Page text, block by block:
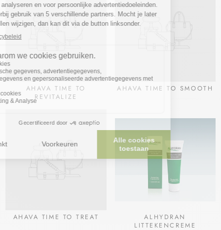
AHAVA TIME TO
REVITALIZE
AHAVA TIME TO SMOOTH
AHAVA TIME TO TREAT
ALHYDRAN
LITTEKENCREME